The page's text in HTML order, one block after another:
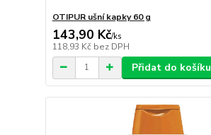
OTIPUR ušní kapky 60 g
143,90 Kč/ks
118,93 Kč bez DPH
Přidat do košíku